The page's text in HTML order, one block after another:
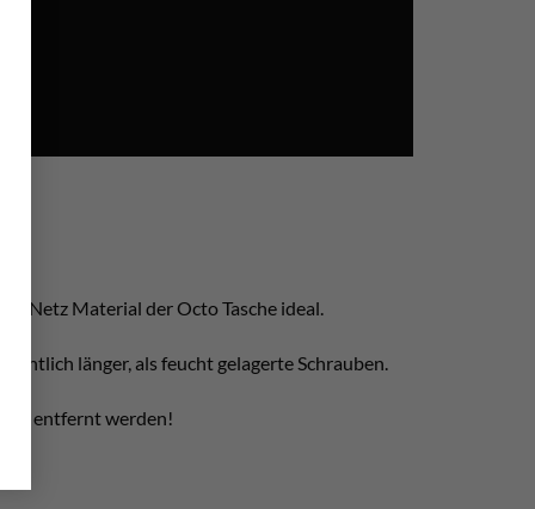
Netz Material der Octo Tasche ideal.
länger, als feucht gelagerte Schrauben.
entfernt werden!